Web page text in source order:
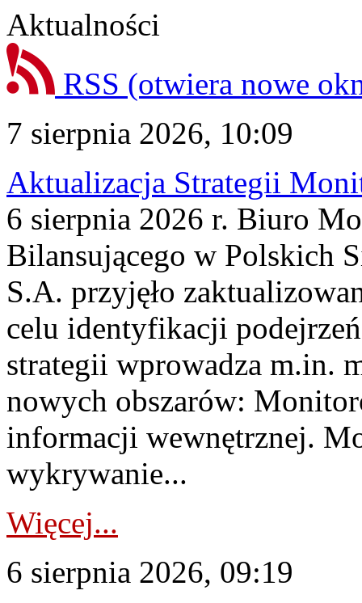
Aktualności
RSS (otwiera nowe
7 sierpnia 2026, 10:09
Aktualizacja Strategii
6 sierpnia 2026 r. Biuro
Bilansującego w Polskich
S.A. przyjęło
celu identyfikacji
strategii wprowadza m.in.
nowych obszarów:
informacji wewnętrznej.
wykrywanie...
Więcej...
6 sierpnia 2026, 09:19